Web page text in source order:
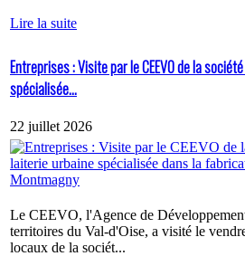
Lire la suite
Entreprises : Visite par le CEEVO de la
spécialisée...
22 juillet 2026
Le CEEVO, l'Agence de
territoires du Val-d'Oise, a visité le
locaux de la sociét...